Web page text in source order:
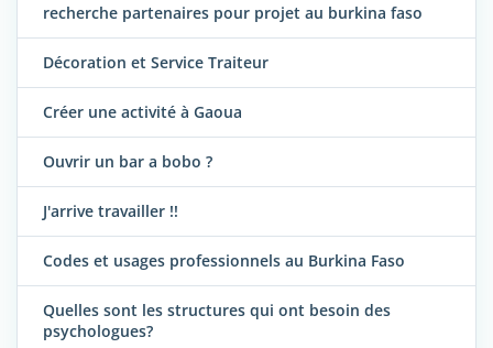
recherche partenaires pour projet au burkina faso
Décoration et Service Traiteur
Créer une activité à Gaoua
Ouvrir un bar a bobo ?
J'arrive travailler !!
Codes et usages professionnels au Burkina Faso
Quelles sont les structures qui ont besoin des
psychologues?